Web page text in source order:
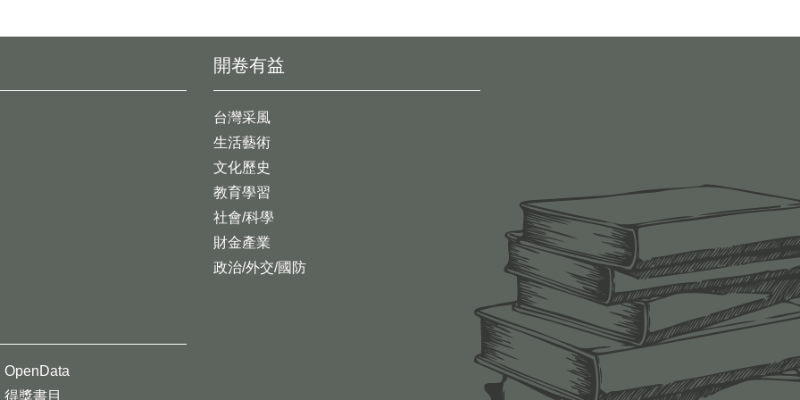
開卷有益
台灣采風
生活藝術
文化歷史
教育學習
社會/科學
財金產業
政治/外交/國防
OpenData
得獎書目